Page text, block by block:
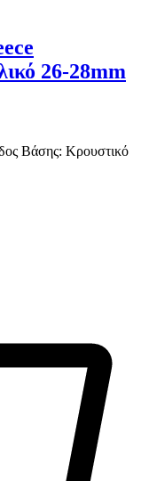
26-28mm
Βάσης: Κρουστικό